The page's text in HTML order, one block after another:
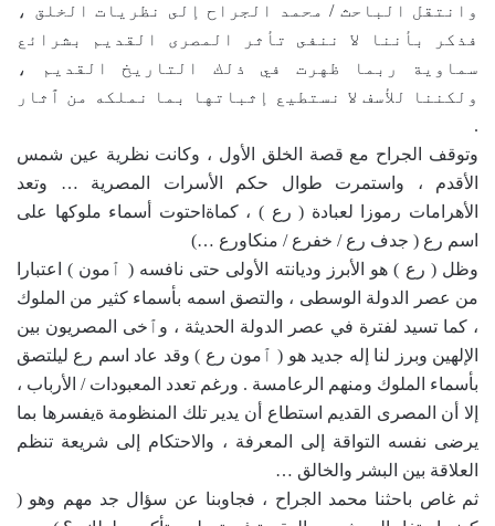
وانتقل الباحث / محمد الجراح إلى نظريات الخلق ،
فذكر بأننا لا ننفى تأثر المصرى القديم بشرائع
سماوية ربما ظهرت في ذلك التاريخ القديم ،
ولكننا للأسف لا نستطيع إثباتها بما نملكه من ٱثار
.
وتوقف الجراح مع قصة الخلق الأول ، وكانت نظرية عين شمس
الأقدم ، واستمرت طوال حكم الأسرات المصرية … وتعد
الأهرامات رموزا لعبادة ( رع ) ، كماةاحتوت أسماء ملوكها على
اسم رع ( جدف رع / خفرع / منكاورع …)
وظل ( رع ) هو الأبرز وديانته الأولى حتى نافسه ( ٱمون ) اعتبارا
من عصر الدولة الوسطى ، والتصق اسمه بأسماء كثير من الملوك
، كما تسيد لفترة في عصر الدولة الحديثة ، وٱخى المصريون بين
الإلهين وبرز لنا إله جديد هو ( ٱمون رع ) وقد عاد اسم رع ليلتصق
بأسماء الملوك ومنهم الرعامسة . ورغم تعدد المعبودات / الأرباب ،
إلا أن المصرى القديم استطاع أن يدير تلك المنظومة ةيفسرها بما
يرضى نفسه التواقة إلى المعرفة ، والاحتكام إلى شريعة تنظم
العلاقة بين البشر والخالق …
ثم غاص باحثنا محمد الجراح ، فجاوبنا عن سؤال جد مهم وهو (